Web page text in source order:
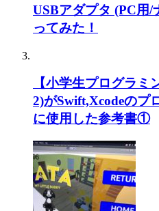
USBアダプタ (PC用/
ってみた！
【小学生プログラミ
2)がSwift,Xcodeのプ
に使用した参考書①